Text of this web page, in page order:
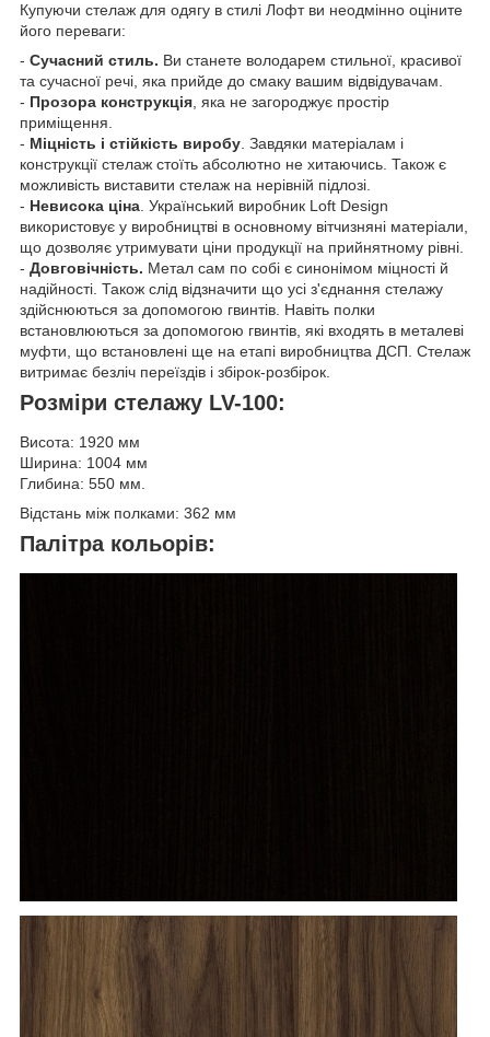
Купуючи стелаж для одягу в стилі Лофт ви неодмінно оціните
його переваги:
- Сучасний стиль. Ви станете володарем стильної, красивої
та сучасної речі, яка прийде до смаку вашим відвідувачам.
- Прозора конструкція, яка не загороджує простір
приміщення.
- Міцність і стійкість виробу. Завдяки матеріалам і
конструкції стелаж стоїть абсолютно не хитаючись. Також є
можливість виставити стелаж на нерівній підлозі.
- Невисока ціна. Український виробник Loft Design
використовує у виробництві в основному вітчизняні матеріали,
що дозволяє утримувати ціни продукції на прийнятному рівні.
- Довговічність. Метал сам по собі є синонімом міцності й
надійності. Також слід відзначити що усi з'єднання стелажу
здійснюються за допомогою гвинтів. Навіть полки
встановлюються за допомогою гвинтів, які входять в металеві
муфти, що встановлені ще на етапі виробництва ДСП. Стелаж
витримає безліч переїздів і збірок-розбірок.
Розміри стелажу LV-100:
Висота: 1920 мм
Ширина: 1004 мм
Глибина: 550 мм.
Відстань між полками: 362 мм
Палітра кольорів: